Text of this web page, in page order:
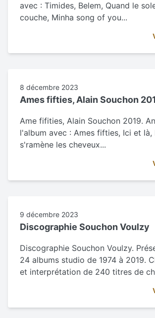
avec : Timides, Belem, Quand le
couche, Minha song of you...
8 décembre 2023
Ames fifties, Alain Souchon
Ame fifities, Alain Souchon 2019.
l'album avec : Ames fifties, Ici et là,
s'ramène les cheveux...
9 décembre 2023
Discographie Souchon Voulzy
Discographie Souchon Voulzy.
24 albums studio de 1974 à 2019.
et interprétation de 240 titres de